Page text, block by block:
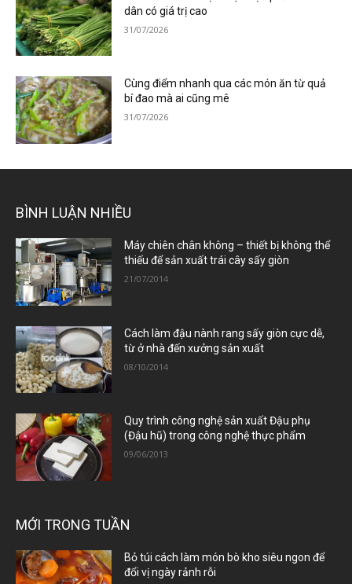
dân có giá trị cao
31/07/2026
Cùng điểm nhanh qua các món ăn từ quả
bí đao mà ai cũng mê
31/07/2026
BÌNH LUẬN NHIỀU
Máy chiên chân không – thiết bị không thể
thiếu để sản xuất trái cây sấy giòn
21/07/2014
Cách làm đậu nành rang sấy giòn cực dễ,
từ ở nhà đến xưởng sản xuất
08/10/2014
Quy trình công nghệ sản xuất Đậu phụ
(Đậu hũ) trong công nghệ thực phẩm
09/06/2013
MỚI TRONG TUẦN
Bỏ túi cách làm món bò kho siêu ngon để
đổi vị ngày rảnh rỗi